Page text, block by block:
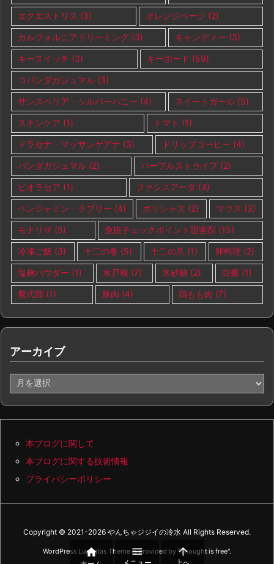
エクエストリス (3) オレンジページ (2)
カルフォルニアドリーミング (3) キャンディー (3)
キースイッチ (3) キーボード (59)
コパンダガジュマル (3)
サンスベリア・シルバーハニー (4) スイートガール (5)
スキンケア (1) トマト (1)
ドラセナ・マッサンゲアナ (3) ドリップコーヒー (4)
パンダガジュマル (2) パープルストライプ(2)
ビオラセア (1) ファシスアータ (4)
ベンジャミン・ラブリー (4) ポリシャス (2) マウス (3)
モナリザ (5) 免疫チェックポイント阻害剤 (15)
冷凍ご飯 (3) 十二の巻 (5) 十二の爪 (1) 卵料理 (2)
塩麹パウダー (1) 水戸株 (7) 氷砂糖 (2) 白蝶 (1)
紫式部 (1) 豚肉 (4) 鶏もも肉 (7)
アーカイブ
ー
本ブログに関して
本ブログに関する技術情報
プライバシーポリシー
Copyright © 2021-2026 やんちゃジジイの冷水 All Rights Reserved.
WordPress Luxeritas Theme is provided by "Thought is free".
 
メニュー

上へ